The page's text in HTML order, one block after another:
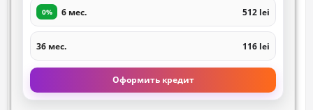
0% 6 мес. 512 lei
36 мес. 116 lei
Оформить кредит